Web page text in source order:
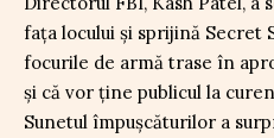
fața locului și sprijină Secret
focurile de armă trase în
și că vor ține publicul la
Sunetul împușcăturilor a